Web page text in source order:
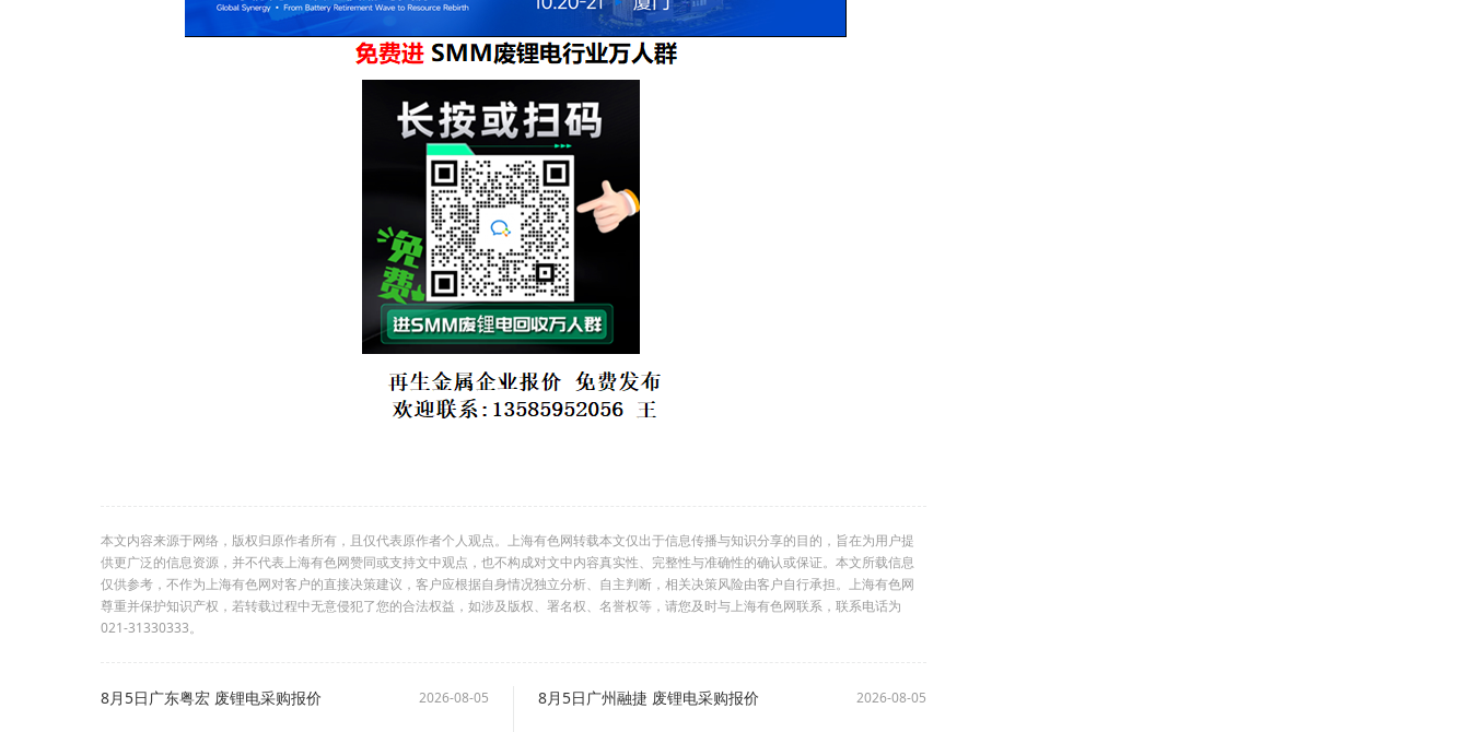
本文内容来源于网络，版权归原作者所有，且仅代表原作者个人观点。上海有色网转载本文仅出于信息传播与知识分享的目的，旨在为用户提
供更广泛的信息资源，并不代表上海有色网赞同或支持文中观点，也不构成对文中内容真实性、完整性与准确性的确认或保证。本文所载信息
仅供参考，不作为上海有色网对客户的直接决策建议，客户应根据自身情况独立分析、自主判断，相关决策风险由客户自行承担。上海有色网
尊重并保护知识产权，若转载过程中无意侵犯了您的合法权益，如涉及版权、署名权、名誉权等，请您及时与上海有色网联系，联系电话为
021-31330333。
8月5日广东粤宏 废锂电采购报价 2026-08-05 8月5日广州融捷 废锂电采购报价 2026-08-05